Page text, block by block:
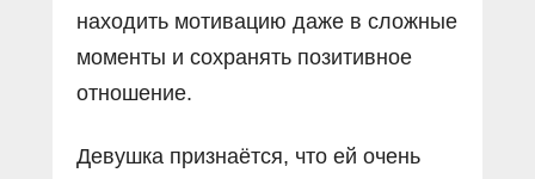
находить мотивацию даже в сложные
моменты и сохранять позитивное
отношение.
Девушка признаётся, что ей очень